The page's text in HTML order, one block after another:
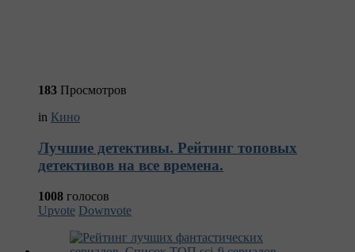
183 Просмотров
in Кино
Лучшие детективы. Рейтинг топовых
детективов на все времена.
1008 голосов
Upvote Downvote